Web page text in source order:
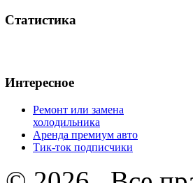
Статистика
Интересное
Ремонт или замена
холодильника
Аренда премиум авто
Тик-ток подписчики